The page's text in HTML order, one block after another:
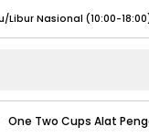
- Minggu (08:00 -
Libur Nasional
One Two Cups Alat